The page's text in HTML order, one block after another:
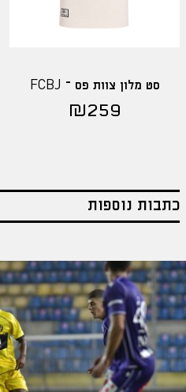
סט מלון צוות פס – FCBJ
₪259
כתבות נוספות